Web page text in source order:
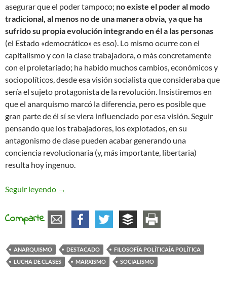
asegurar que el poder tampoco; no existe el poder al modo
tradicional, al menos no de una manera obvia, ya que ha
sufrido su propia evolución integrando en él a las personas
(el Estado «democrático» es eso). Lo mismo ocurre con el
capitalismo y con la clase trabajadora, o más concretamente
con el proletariado; ha habido muchos cambios, económicos y
sociopolíticos, desde esa visión socialista que consideraba que
sería el sujeto protagonista de la revolución. Insistiremos en
que el anarquismo marcó la diferencia, pero es posible que
gran parte de él sí se viera influenciado por esa visión. Seguir
pensando que los trabajadores, los explotados, en su
antagonismo de clase pueden acabar generando una
conciencia revolucionaria (y, más importante, libertaria)
resulta hoy ingenuo.
Seguir leyendo La lucha de clases hoy y el anarquismo
→
Comparte
ANARQUISMO DESTACADO
FILOSOFÍA POLÍTICAÍA POLÍTICA
LUCHA DE CLASES
MARXISMO SOCIALISMO